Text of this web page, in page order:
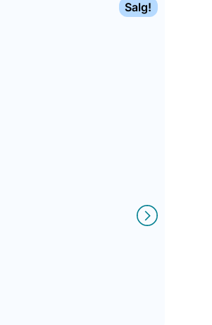
Salg!